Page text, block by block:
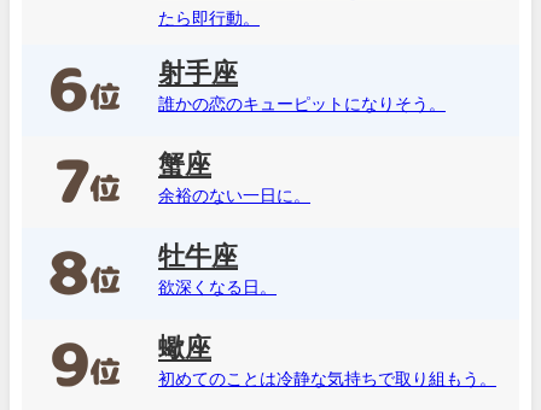
たら即行動。
射手座
誰かの恋のキューピットになりそう。
蟹座
余裕のない一日に。
牡牛座
欲深くなる日。
蠍座
初めてのことは冷静な気持ちで取り組もう。